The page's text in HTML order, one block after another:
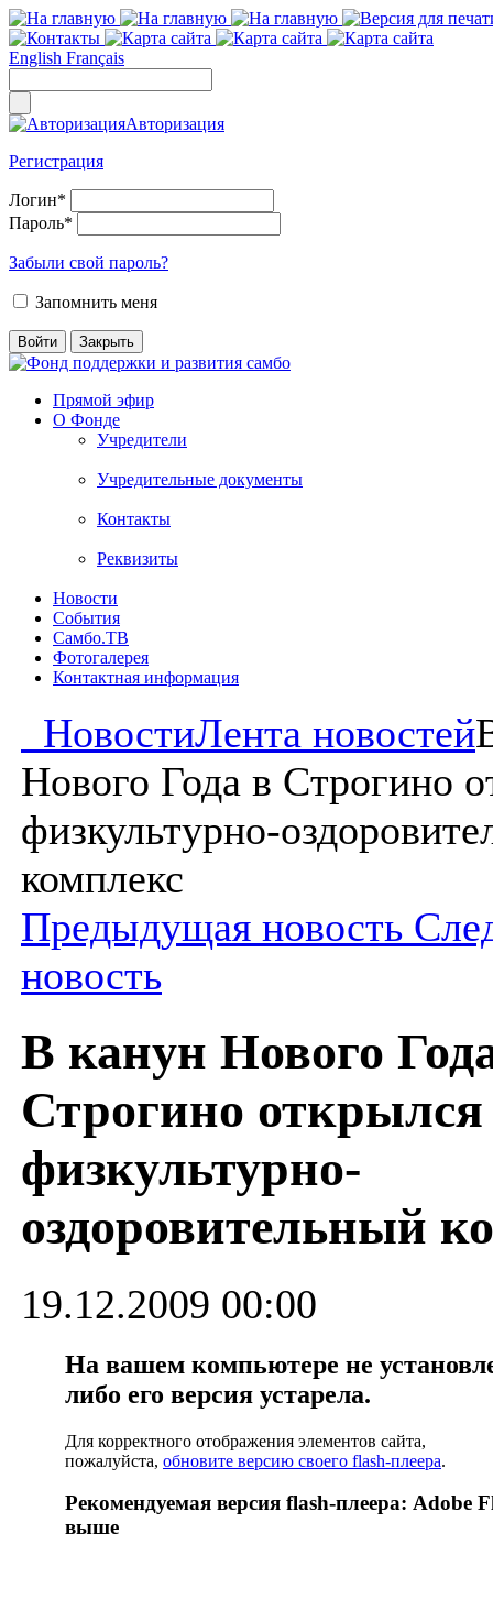
English Français
Авторизация
Регистрация
Логин*
Пароль*
Забыли свой пароль?
Запомнить меня
Прямой эфир
О Фонде
Учредители
Учредительные документы
Контакты
Реквизиты
Новости
События
Самбо.ТВ
Фотогалерея
Контактная информация
НовостиЛента новостей
Нового Года в Строгино
физкультурно-
комплекс
Предыдущая новость
новость
В канун Нового
Строгино открылся
физкультурно-
оздоровительный
19.12.2009 00:00
На вашем компьютере не
либо его версия устарела.
Для корректного отображения элементов сайта,
пожалуйста, обновите версию своего flash-плеера.
Рекомендуемая версия flash-плеера: Adobe
выше